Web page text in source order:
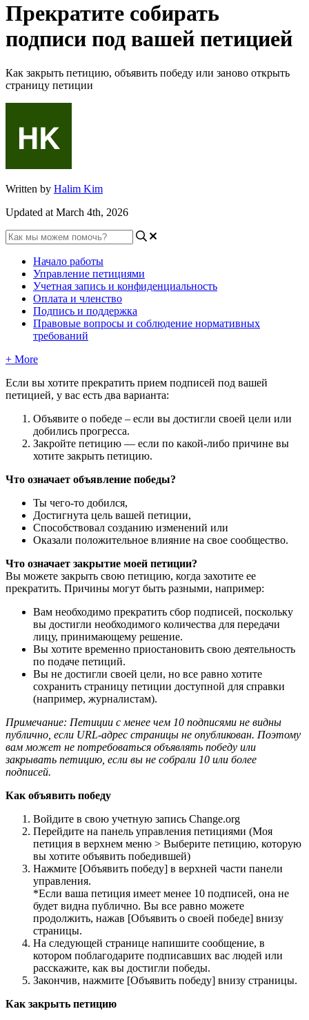
Прекратите собирать
подписи под вашей петицией
Как закрыть петицию, объявить победу или заново открыть
страницу петиции
Written by Halim Kim
Updated at March 4th, 2026
Начало работы
Управление петициями
Учетная запись и конфиденциальность
Оплата и членство
Подпись и поддержка
Правовые вопросы и соблюдение нормативных
требований
+ More
Если вы хотите прекратить прием подписей под вашей
петицией, у вас есть два варианта:
Объявите о победе – если вы достигли своей цели или
добились прогресса.
Закройте петицию — если по какой-либо причине вы
хотите закрыть петицию.
Что означает объявление победы?
Ты чего-то добился,
Достигнута цель вашей петиции,
Способствовал созданию изменений или
Оказали положительное влияние на свое сообщество.
Что означает закрытие моей петиции?
Вы можете закрыть свою петицию, когда захотите ее
прекратить. Причины могут быть разными, например:
Вам необходимо прекратить сбор подписей, поскольку
вы достигли необходимого количества для передачи
лицу, принимающему решение.
Вы хотите временно приостановить свою деятельность
по подаче петиций.
Вы не достигли своей цели, но все равно хотите
сохранить страницу петиции доступной для справки
(например, журналистам).
Примечание: Петиции с менее чем 10 подписями не видны
публично если URL-адрес страницы не опубликован. Поэтому
вам может не потребоваться объявлять победу или
закрывать петицию если вы не собрали 10 или более
подписей.
Как объявить победу
Войдите в свою учетную запись Change.org
Перейдите на панель управления петициями (Моя
петиция в верхнем меню > Выберите петицию, которую
вы хотите объявить победившей)
Нажмите [Объявить победу] в верхней части панели
управления.
*Если ваша петиция имеет менее 10 подписей, она не
будет видна публично. Вы все равно можете
продолжить, нажав [Объявить о своей победе] внизу
страницы.
На следующей странице напишите сообщение, в
котором поблагодарите подписавших вас людей или
расскажите, как вы достигли победы.
Закончив, нажмите [Объявить победу] внизу страницы.
Как закрыть петицию